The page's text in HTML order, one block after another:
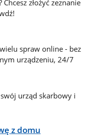
złożyć zeznanie
spraw online - bez
urządzeniu, 24/7
swój urząd skarbowy i
z domu